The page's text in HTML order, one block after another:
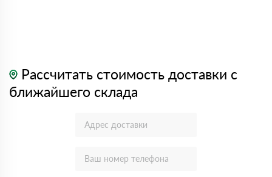
Рассчитать стоимость доставки с
ближайшего склада